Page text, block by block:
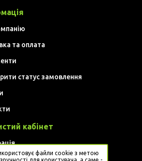
та оплата
статус замовлення
кабінет
файли cookie з метою